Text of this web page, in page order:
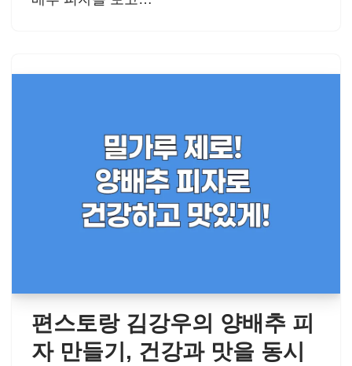
편스토랑 김강우의 양배추 피
자 만들기, 건강과 맛을 동시